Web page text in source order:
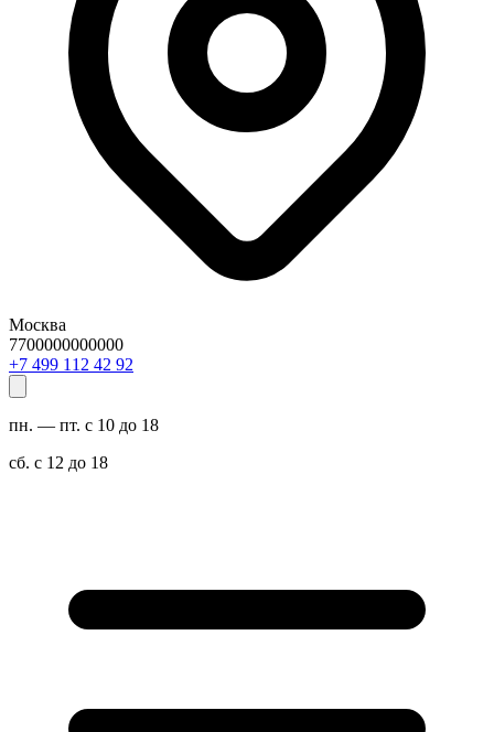
Москва
7700000000000
29 24 211 994 7+
пн. — пт. с 10 до 18
сб. с 12 до 18